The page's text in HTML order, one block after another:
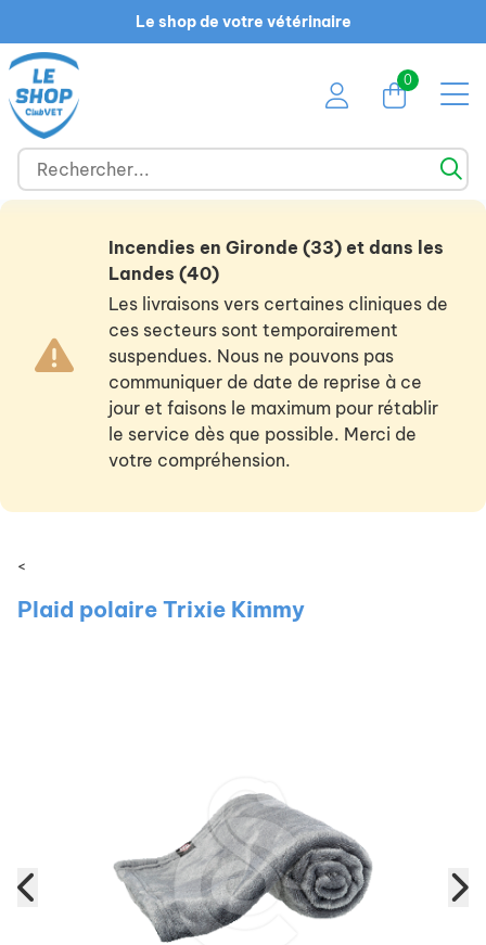
Le shop de votre vétérinaire
0
Incendies en Gironde (33) et dans les
Landes (40)
Les livraisons vers certaines cliniques de
ces secteurs sont temporairement
suspendues. Nous ne pouvons pas
communiquer de date de reprise à ce
jour et faisons le maximum pour rétablir
le service dès que possible. Merci de
votre compréhension.
<
Plaid polaire Trixie Kimmy